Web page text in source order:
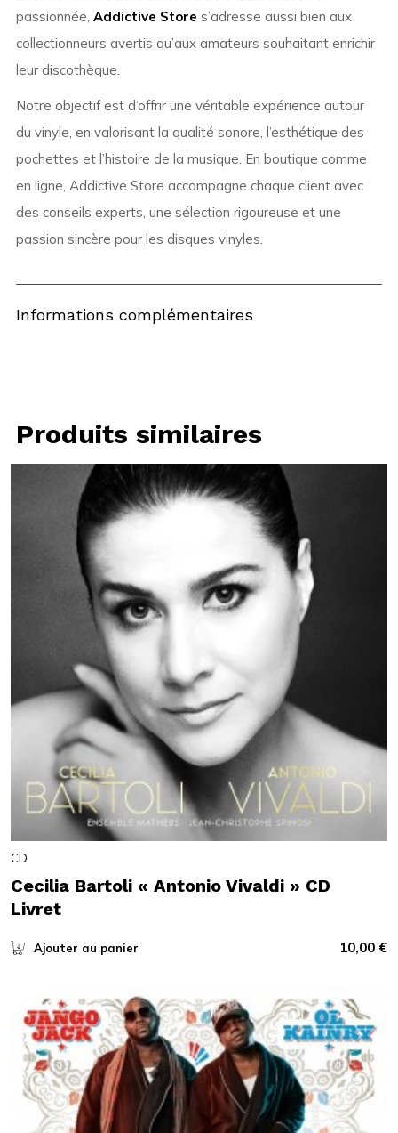
passionnée, Addictive Store s’adresse aussi bien aux
collectionneurs avertis qu’aux amateurs souhaitant enrichir
leur discothèque.
Notre objectif est d’offrir une véritable expérience autour
du vinyle, en valorisant la qualité sonore, l’esthétique des
pochettes et l’histoire de la musique. En boutique comme
en ligne, Addictive Store accompagne chaque client avec
des conseils experts, une sélection rigoureuse et une
passion sincère pour les disques vinyles.
Informations complémentaires
Produits similaires
CD
Cecilia Bartoli « Antonio Vivaldi » CD
Livret
Ajouter au panier 10,00 €